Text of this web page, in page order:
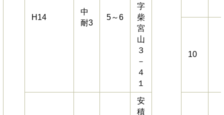
H14
中
耐3
5～6
字
柴
宮
山
３
－
４
１
10
安
積